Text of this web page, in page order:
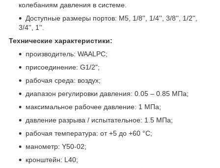
колебаниям давления в системе.
Доступные размеры портов: M5, 1/8'', 1/4'', 3/8'', 1/2'',
3/4'', 1''.
Технические характеристики:
производитель: WAALPC;
присоединение: G1/2";
рабочая среда: воздух;
диапазон регулировки давления: 0.05 – 0.85 МПа;
максимальное рабочее давление: 1 МПа;
давление разрыва / испытательное: 1.5 МПа;
рабочая температура: от +5 до +60 °С;
манометр: Y50-02;
кронштейн: L40;